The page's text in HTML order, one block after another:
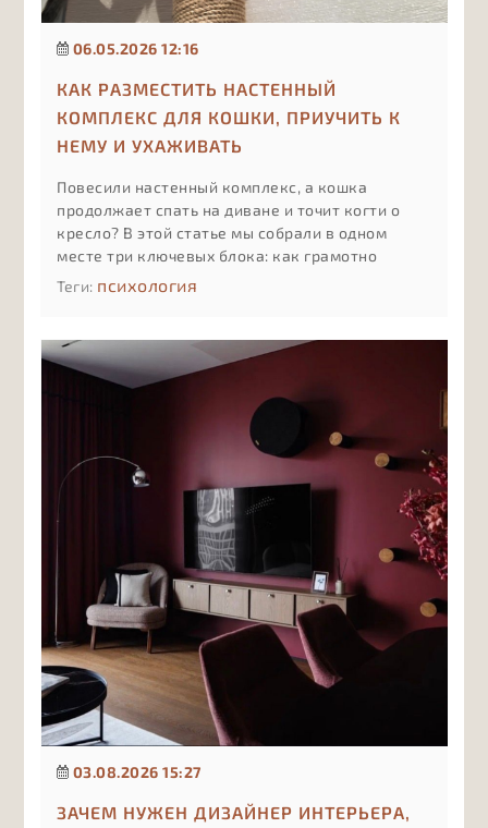
06.05.2026 12:16
КАК РАЗМЕСТИТЬ НАСТЕННЫЙ
КОМПЛЕКС ДЛЯ КОШКИ, ПРИУЧИТЬ К
НЕМУ И УХАЖИВАТЬ
Повесили настенный комплекс, а кошка
продолжает спать на диване и точит когти о
кресло? В этой статье мы собрали в одном
месте три ключевых блока: как грамотно
разместить комплекс на стене с учётом
ухаживать за деревом, тканью и креплениями,
чтобы комплекс служил долго и оставался
безопасным.
Теги: психология
03.08.2026 15:27
ЗАЧЕМ НУЖЕН ДИЗАЙНЕР ИНТЕРЬЕРА,